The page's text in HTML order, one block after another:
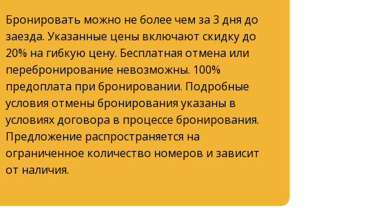
Бронировать можно не более чем за 3 дня до
заезда. Указанные цены включают скидку до
20% на гибкую цену. Бесплатная отмена или
перебронирование невозможны. 100%
предоплата при бронировании. Подробные
условия отмены бронирования указаны в
условиях договора в процессе бронирования.
Предложение распространяется на
ограниченное количество номеров и зависит
от наличия.